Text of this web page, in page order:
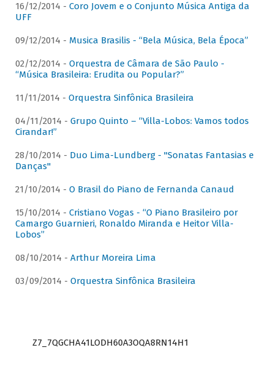
16/12/2014 - Coro Jovem e o Conjunto Música Antiga da
UFF
09/12/2014 - Musica Brasilis - “Bela Música, Bela Época”
02/12/2014 - Orquestra de Câmara de São Paulo -
“Música Brasileira: Erudita ou Popular?”
11/11/2014 - Orquestra Sinfônica Brasileira
04/11/2014 - Grupo Quinto – “Villa-Lobos: Vamos todos
Cirandar!”
28/10/2014 - Duo Lima-Lundberg - "Sonatas Fantasias e
Danças"
21/10/2014 - O Brasil do Piano de Fernanda Canaud
15/10/2014 - Cristiano Vogas - “O Piano Brasileiro por
Camargo Guarnieri, Ronaldo Miranda e Heitor Villa-
Lobos”
08/10/2014 - Arthur Moreira Lima
03/09/2014 - Orquestra Sinfônica Brasileira
Z7_7QGCHA41LODH60A3OQA8RN14H1